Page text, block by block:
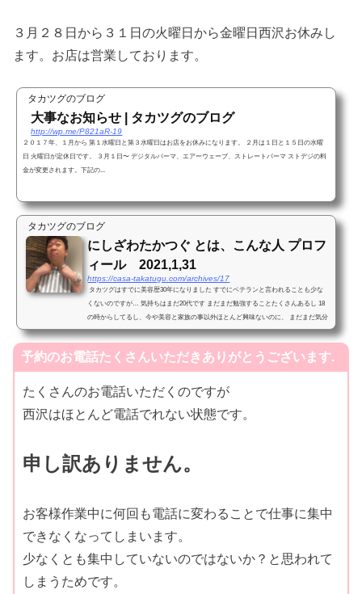
３月２８日から３１日の火曜日から金曜日西沢お休みし
ます。お店は営業しております。
タカツグのブログ
大事なお知らせ | タカツグのブログ
http://wp.me/P821aR-19
２０１７年、１月から 第１水曜日と第３水曜日はお店をお休みになります。 ２月は１日と１５日の水曜
日 火曜日が定休日です。 ３月１日〜 デジタルパーマ、エアーウェーブ、ストレートパーマ ストデジの料
金が変更されます。下記の...
タカツグのブログ
にしざわたかつぐ とは、こんな人 プロフ
ィール 2021,1,31
https://casa-takatugu.com/archives/17
タカツグはすでに美容歴30年になりました すでにベテランと言われることも少な
くないのですが… 気持ちはまだ20代です まだまだ勉強することたくさんあるし 18
の時からしてるし、今や美容と家族の事以外ほとんど興味ないのに、 まだまだ気分
は駆け出しです ...
予約のお電話たくさんいただきありがとうございます.
たくさんのお電話いただくのですが
西沢はほとんど電話でれない状態です。
申し訳ありません。
お客様作業中に何回も電話に変わることで仕事に集中
できなくなってしまいます。
少なくとも集中していないのではないか？と思われて
しまうためです。